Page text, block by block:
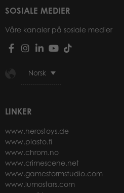
SOSIALE MEDIER
Våre kanaler på sosiale medier
Norsk
LINKER
www.herostoys.de
www.plasto.fi
www.chrom.no
www.crimescene.net
www.gamestormstudio.com
www.lumostars.com